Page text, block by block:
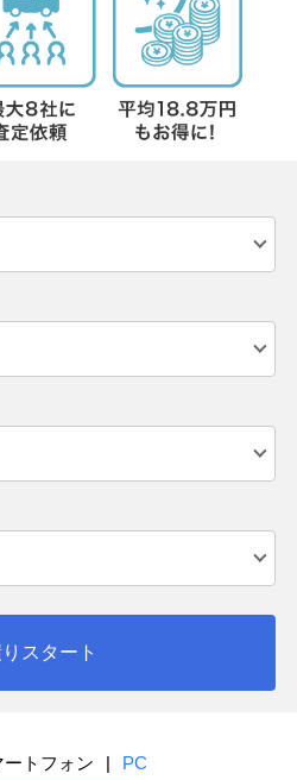
スタート
ートフォン | PC